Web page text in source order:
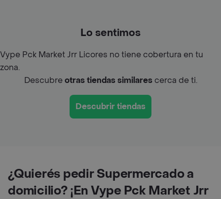
Lo sentimos
Vype Pck Market Jrr Licores no tiene cobertura en tu
zona.
Descubreotras tiendas similarescerca de ti.
Descubrir tiendas
¿Quierés pedir Supermercado a
domicilio? ¡En Vype Pck Market Jrr